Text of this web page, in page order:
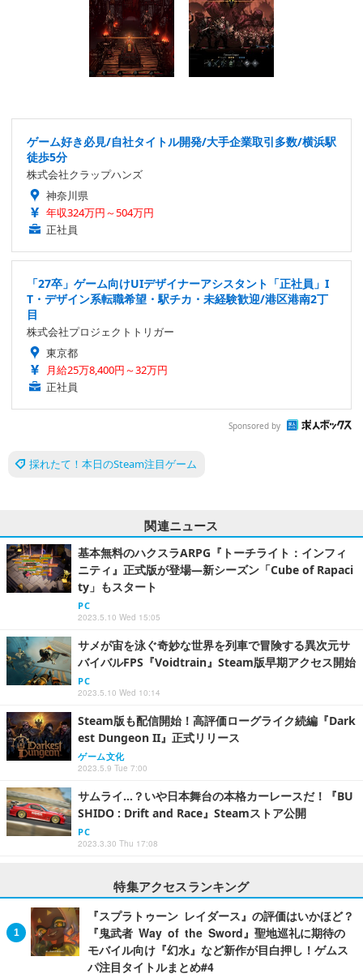
ゲーム好き必見/自社タイトル開発/大手企業取引多数/横浜駅
徒歩5分
株式会社クラップハンズ
神奈川県
年収324万円～504万円
正社員
「27卒」ゲーム向けUIデザイナーアシスタント「正社員」I
T・デザイン系転職希望・駅チカ・未経験歓迎/港区港南2丁
目
株式会社プロジェクトトリガー
東京都
月給25万8,400円～32万円
正社員
Sponsored by
採れたて！本日のSteam注目ゲーム
関連ニュース
基本無料のハクスラARPG『トーチライト：インフィ
ニティ』正式版が登場―新シーズン「Cube of Rapaci
ty」もスタート
PC
2023.5.10 Wed 15:05
サメが宙を泳ぐ奇妙な世界を列車で冒険する異次元サ
バイバルFPS『Voidtrain』Steam版早期アクセス開始
PC
2023.5.10 Wed 10:14
Steam版も配信開始！高評価ローグライク続編『Dark
est Dungeon II』正式リリース
ゲーム文化
2023.5.9 Tue 7:00
サムライ…？いや日本舞台の本格カーレースだ！『BU
SHIDO : Drift and Race』Steamストア公開
PC
2023.3.30 Thu 17:08
特集アクセスランキング
『スプラトゥーン レイダース』の評価はいかほど？
『鬼武者 Way of the Sword』聖地巡礼に期待の
モバイル向け『幻水』など新作が目白押し！ゲムス
パ注目タイトルまとめ#4